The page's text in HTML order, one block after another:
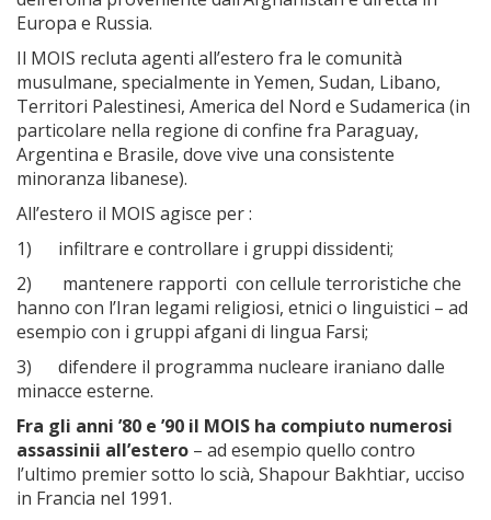
Europa e Russia.
Il MOIS recluta agenti all’estero fra le comunità
musulmane, specialmente in Yemen, Sudan, Libano,
Territori Palestinesi, America del Nord e Sudamerica (in
particolare nella regione di confine fra Paraguay,
Argentina e Brasile, dove vive una consistente
minoranza libanese).
All’estero il MOIS agisce per :
1) infiltrare e controllare i gruppi dissidenti;
2) mantenere rapporti con cellule terroristiche che
hanno con l’Iran legami religiosi, etnici o linguistici – ad
esempio con i gruppi afgani di lingua Farsi;
3) difendere il programma nucleare iraniano dalle
minacce esterne.
Fra gli anni ’80 e ’90 il MOIS ha compiuto numerosi
assassinii all’estero – ad esempio quello contro
l’ultimo premier sotto lo scià, Shapour Bakhtiar, ucciso
in Francia nel 1991.